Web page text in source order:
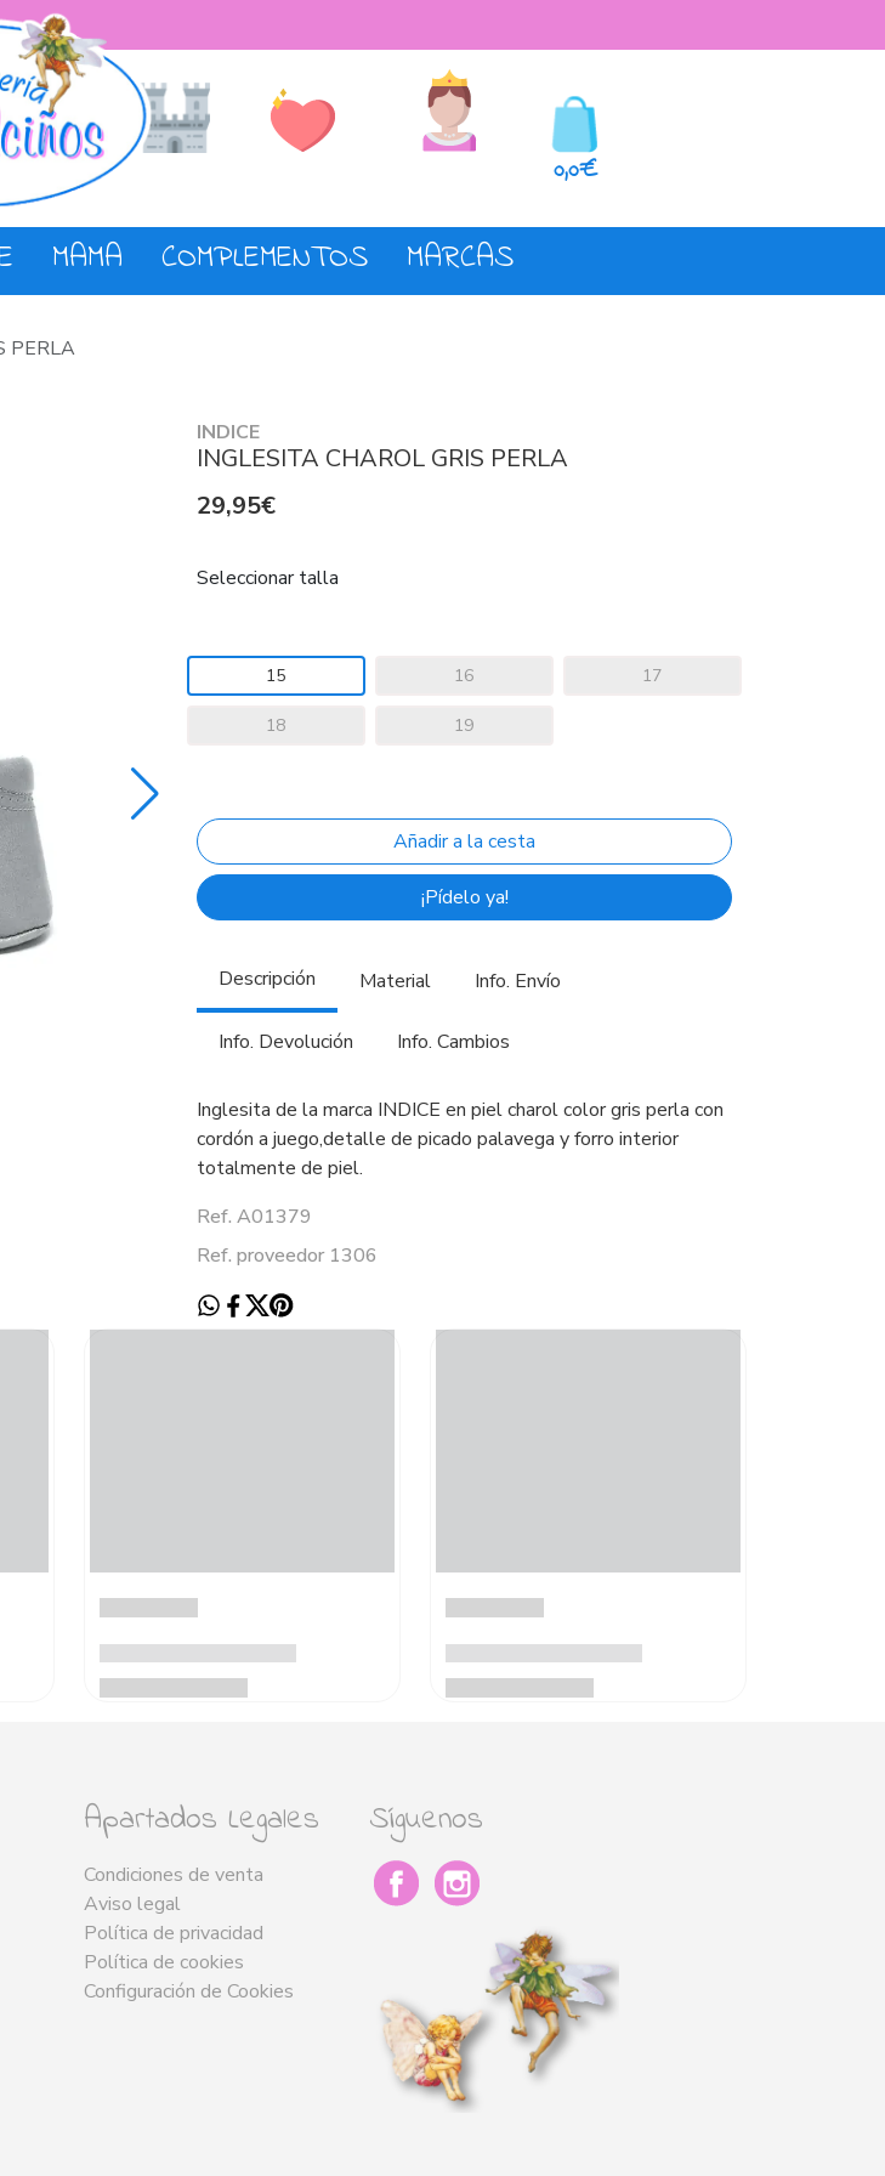
0,0€
MAMA COMPLEMENTOS MARCAS
PERLA
INDICE
INGLESITA CHAROL GRIS PERLA
29,95€
Seleccionar talla
15 16 17
18 19
¡Pídelo ya!
Descripción Material Info. Envío
Info. Devolución Info. Cambios
Inglesita de la marca INDICE en piel charol color gris perla con
cordón a juego,detalle de picado palavega y forro interior
totalmente de piel.
Ref. A01379
Ref. proveedor 1306
Apartados Legales
Condiciones de venta
Aviso legal
Política de privacidad
Política de cookies
Configuración de Cookies
Síguenos